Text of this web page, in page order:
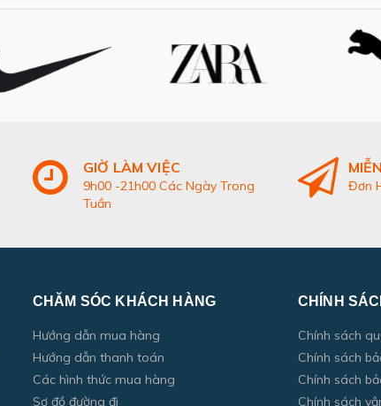
GIỜ LÀM VIỆC
9h00 -21h00 Các Ngày Trong
Tuần
Đơn
CHĂM SÓC KHÁCH HÀNG
Hướng dẫn mua hàng
Hướng dẫn thanh toán
Các hình thức mua hàng
Sơ đồ đường đi
CHÍNH
Chính sách
Chính sách
Chính sách
Chính sách